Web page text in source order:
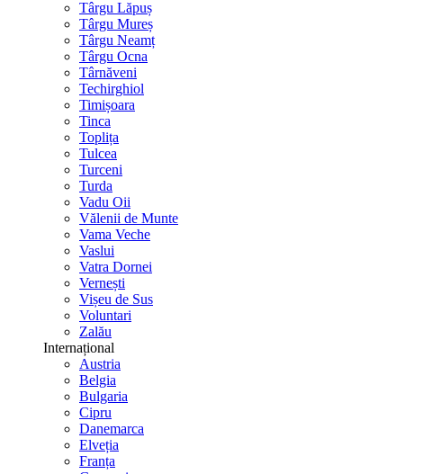
Târgu Lăpuș
Târgu Mureș
Târgu Neamț
Târgu Ocna
Târnăveni
Techirghiol
Timișoara
Tinca
Toplița
Tulcea
Turceni
Turda
Vadu Oii
Vălenii de Munte
Vama Veche
Vaslui
Vatra Dornei
Vernești
Vișeu de Sus
Voluntari
Zalău
Internațional
Austria
Belgia
Bulgaria
Cipru
Danemarca
Elveția
Franța